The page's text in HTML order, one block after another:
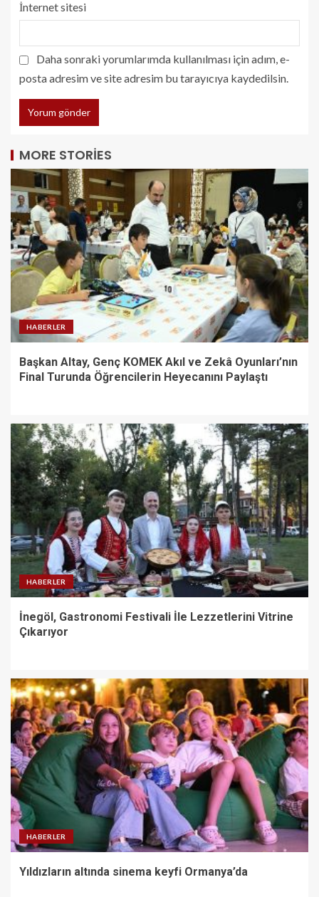
İnternet sitesi
Daha sonraki yorumlarımda kullanılması için adım, e-
posta adresim ve site adresim bu tarayıcıya kaydedilsin.
MORE STORIES
HABERLER
Başkan Altay, Genç KOMEK Akıl ve Zekâ Oyunları’nın
Final Turunda Öğrencilerin Heyecanını Paylaştı
HABERLER
İnegöl, Gastronomi Festivali İle Lezzetlerini Vitrine
Çıkarıyor
HABERLER
Yıldızların altında sinema keyfi Ormanya’da